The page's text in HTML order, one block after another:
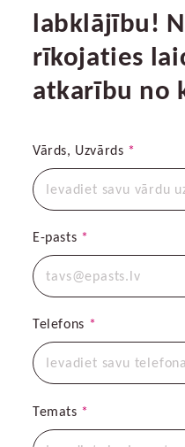
labklājību!
rīkojaties
atkarību no
Vārds, Uzvārds *
E-pasts *
Telefons *
Temats *